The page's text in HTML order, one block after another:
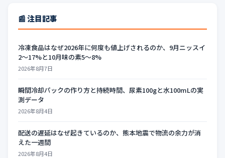
📰 注目記事
冷凍食品はなぜ2026年に何度も値上げされるのか、9月ニッスイ
2〜17%と10月味の素5〜8%
2026年8月7日
瞬間冷却パックの作り方と持続時間、尿素100gと水100mLの実
測データ
2026年8月4日
配送の遅延はなぜ起きているのか、熊本地震で物流の余力が消
えた一週間
2026年8月4日